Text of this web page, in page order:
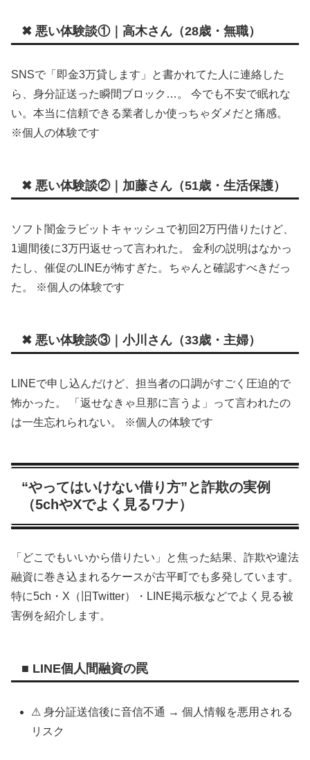
✖ 悪い体験談①｜高木さん（28歳・無職）
SNSで「即金3万貸します」と書かれてた人に連絡した
ら、身分証送った瞬間ブロック…。 今でも不安で眠れな
い。本当に信頼できる業者しか使っちゃダメだと痛感。
※個人の体験です
✖ 悪い体験談②｜加藤さん（51歳・生活保護）
ソフト闇金ラビットキャッシュで初回2万円借りたけど、
1週間後に3万円返せって言われた。 金利の説明はなかっ
たし、催促のLINEが怖すぎた。ちゃんと確認すべきだっ
た。 ※個人の体験です
✖ 悪い体験談③｜小川さん（33歳・主婦）
LINEで申し込んだけど、担当者の口調がすごく圧迫的で
怖かった。 「返せなきゃ旦那に言うよ」って言われたの
は一生忘れられない。 ※個人の体験です
“やってはいけない借り方”と詐欺の実例
（5chやXでよく見るワナ）
「どこでもいいから借りたい」と焦った結果、詐欺や違法
融資に巻き込まれるケースが古平町でも多発しています。
特に5ch・X（旧Twitter）・LINE掲示板などでよく見る被
害例を紹介します。
■ LINE個人間融資の罠
⚠ 身分証送信後に音信不通 → 個人情報を悪用される
リスク